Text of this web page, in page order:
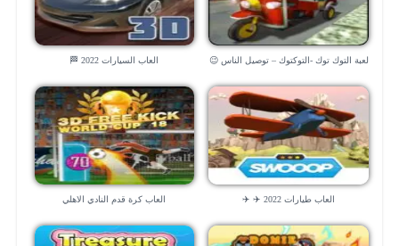
لعبة التوك توك -التوكتوك – توصيل الناس 😉 العاب السيارات 2022 🏁
العاب طيارات 2022 ✈️ ✈️ العاب كرة قدم النادي الاهلي